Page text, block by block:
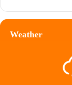
Weather